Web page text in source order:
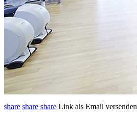
share share share Link als Email versenden